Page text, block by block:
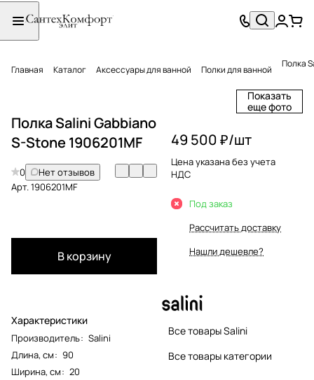
Главная Каталог Аксессуары для ванной Полки для ванной Полка
Показать
еще фото
Полка Salini Gabbiano
S-Stone 1906201MF
0
Нет отзывов
Арт.1906201MF
В корзину
Характеристики
Производитель: Salini
Длина, см: 90
Ширина, см: 20
49 500 ₽/шт
Цена указана без учета
НДС
Под заказ
Рассчитать доставку
Нашли дешевле?
Все товары Salini
Все товары категории